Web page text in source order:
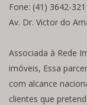
Fone: (41) 3642-
Av. Dr. Victor do
Associada à Rede
imóveis, Essa
com alcance
clientes que